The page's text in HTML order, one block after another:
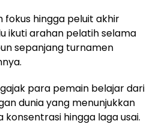
fokus hingga peluit akhir
ikuti arahan pelatih selama
sepanjang turnamen
para pemain belajar dari
dunia yang menunjukkan
hingga laga usai.